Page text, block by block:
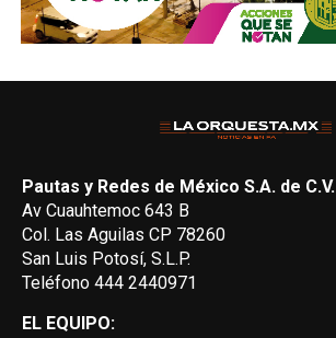
Pautas y Redes de México S.A. de C.V.
Av Cuauhtemoc 643 B
Col. Las Aguilas CP 78260
San Luis Potosí, S.L.P.
Teléfono 444 2440971
EL EQUIPO: